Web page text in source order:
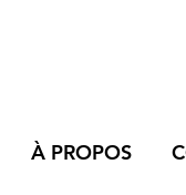
À PROPOS